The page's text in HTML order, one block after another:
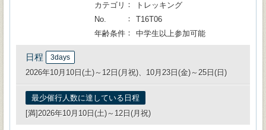
カテゴリ
トレッキング
No.
T16T06
年齢条件
中学生以上参加可能
日程 3days
2026年10月10日(土)～12日(月祝)、10月23日(金)～25日(日)
最少催行人数に達している日程
[満]2026年10月10日(土)～12日(月祝)